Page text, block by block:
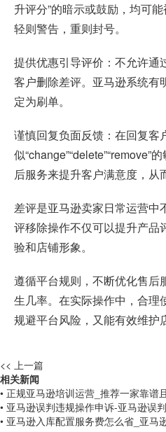
升评分”的暗示或鼓励，均可
轻则警告，重则封号。
提供优惠引导评价：不允许通
客户删除差评。亚马逊系统有
定为刷单。
谨慎回复负面反馈：在回复客
似“change”“delete”“remove”
后服务来提升客户满意度，从
差评是亚马逊卖家日常运营中
评移除操作不仅可以提升产品
验和店铺形象。
遵循平台规则，不断优化售后
生几率。在实际操作中，合理
规避平台风险，又能有效维护
<< 上一篇
相关新闻
• 正规亚马逊培训运营_推荐一家靠谱
• 亚马逊误判违规操作申诉-亚马逊误
• 亚马逊入库配置服务费怎么省_亚马